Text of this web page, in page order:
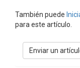
También puede
para este artículo.
Enviar
unEnviar un